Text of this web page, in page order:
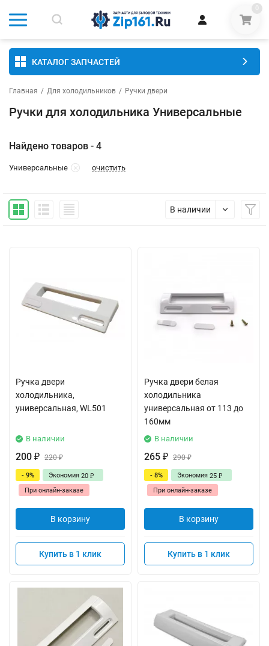
0
КАТАЛОГ ЗАПЧАСТЕЙ
Главная / Для холодильников / Ручки двери
Ручки для холодильника Универсальные
Найдено товаров - 4
Универсальные очистить
В наличии
Ручка двери
холодильника,
универсальная, WL501
В наличии
200 ₽ 220₽
- 9% Экономия 20 ₽
При онлайн-заказе
В корзину
Купить в 1 клик
Ручка двери белая
холодильника
универсальная от 113 до
160мм
В наличии
265 ₽ 290₽
- 8% Экономия 25 ₽
При онлайн-заказе
В корзину
Купить в 1 клик